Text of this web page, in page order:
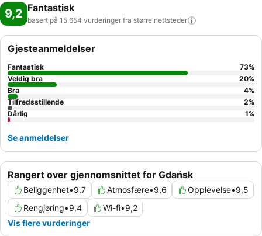
9,2 Fantastisk
basert på 15 654 vurderinger fra større nettsteder
Rangert over gjennomsnittet for Gdańsk
Beliggenhet•9,7 Atmosfære•9,6 Opplevelse•9,5
Rengjøring•9,4 Wi-fi•9,2
Vis flere vurderinger
Gjesteanmeldelser
Fantastisk 73%
Veldig bra
20%
Bra
4%
Tilfredsstillende
2%
Dårlig
1%
Se anmeldelser